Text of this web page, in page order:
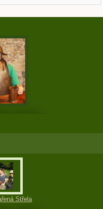
Střela